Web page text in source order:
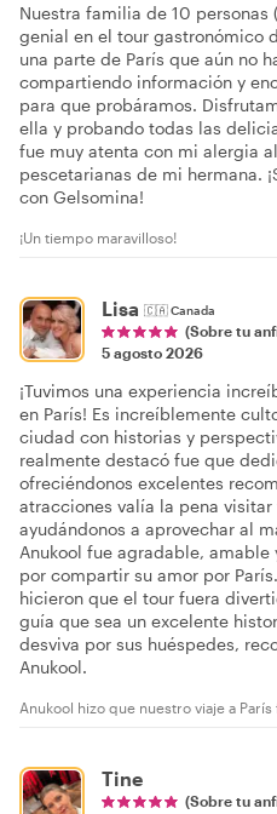
Nuestra familia de 10 personas
genial en el tour gastronómico
una parte de París que aún no
compartiendo información y
para que probáramos.
ella y probando todas las
fue muy atenta con mi alergia
pescetarianas de mi hermana.
con Gelsomina!
¡Un tiempo maravilloso!
Lisa 🇨🇦Canada
(Sobre tu
5 agosto 2026
¡Tuvimos una experiencia
en París! Es increíblemente
ciudad con historias y
realmente destacó fue que
ofreciéndonos excelentes
atracciones valía la pena
ayudándonos a aprovechar al
Anukool fue agradable,
por compartir su amor por
hicieron que el tour fuera
guía que sea un excelente
desviva por sus huéspedes,
Anukool.
Anukool hizo que nuestro viaje a
Tine
(Sobre tu